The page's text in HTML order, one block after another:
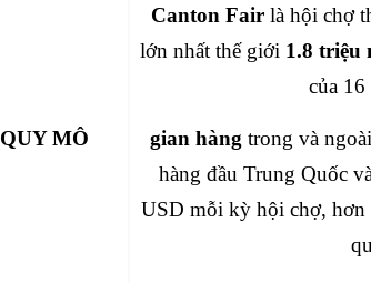
QUY MÔ
Canton Fair là hội chợ
lớn nhất thế giới 1.8 triệu
của
gian hàng trong và
hàng đầu Trung Quốc
USD mỗi kỳ hội chợ, hơn